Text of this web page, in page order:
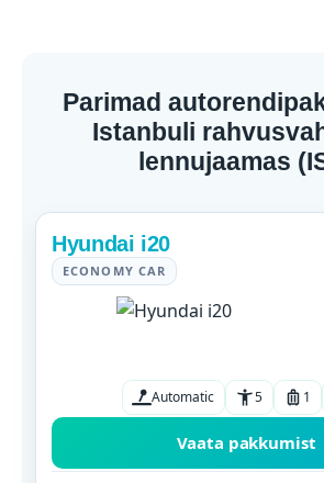
Parimad
Istanbuli
lennujaamas
Hyundai i20
ECONOMY CAR
Automatic 5 1
Vaata pakkumist